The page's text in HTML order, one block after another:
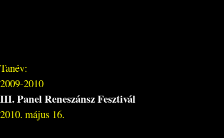
Tanév:
2009-2010
III. Panel Reneszánsz Fesztivál
2010. május 16.